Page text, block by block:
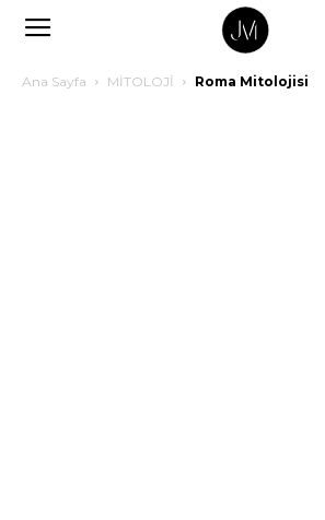
Ana Sayfa MİTOLOJİ Roma Mitolojisi